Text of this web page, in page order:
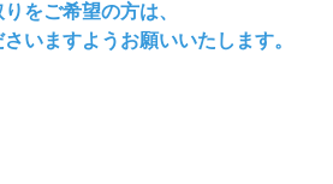
をご希望の方は、
いますようお願いいたします。